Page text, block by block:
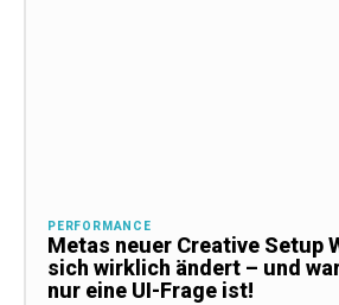
PERFORMANCE
Metas neuer Creative Setup
sich wirklich ändert – und
nur eine UI-Frage ist!